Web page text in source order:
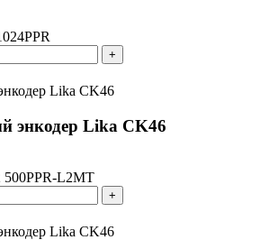
+
энкодер Lika CK46
L2MT
+